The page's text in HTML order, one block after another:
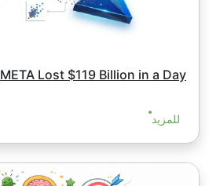
META Lost $119 Billion in a Day
للمزيد